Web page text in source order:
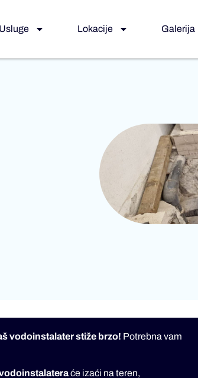
Usluge Lokacije Galerija
vodoinstalater stiže brzo! Potrebna vam
će izaći na teren,